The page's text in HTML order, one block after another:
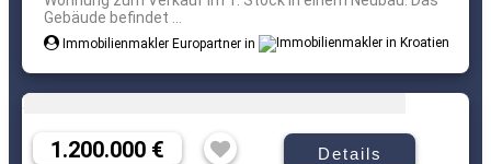
Gebäude befindet ...
Immobilienmakler Europartner in
1.200.000 € Details